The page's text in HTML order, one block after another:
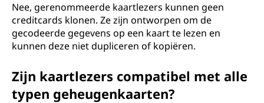
Nee, gerenommeerde kaartlezers kunnen geen
creditcards klonen. Ze zijn ontworpen om de
gecodeerde gegevens op een kaart te lezen en
kunnen deze niet dupliceren of kopiëren.
Zijn kaartlezers compatibel met alle
typen geheugenkaarten?